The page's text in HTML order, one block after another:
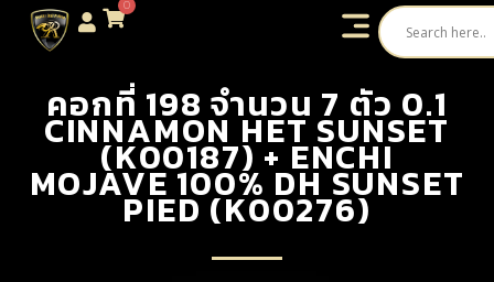
0
คอกที่ 198 จำนวน 7 ตัว 0.1
CINNAMON HET SUNSET
(K00187) + ENCHI
MOJAVE 100% DH SUNSET
PIED (K00276)